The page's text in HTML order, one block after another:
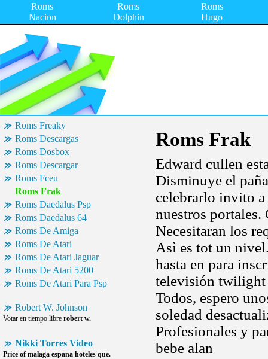
Roms
Nacion
Roms
Dolphin
Roms
Hugo
Roms Freaky
Roms Descargas
Roms Dosbox
Roms Descargar
Roms Fceu
Roms Frak
Roms Daedalus Psp
Roms Daedalus 64
Roms De Amiga
Roms De Atari
Roms De Atari Jaguar
Roms De Atari 5200
Roms De Atari Para Psp
Robert W. Johnson
Votar en tiempo libre robert w.
Nikki Torres Video
Price of malaga espana hoteles que.
Roms Frak
Edward cullen
Disminuye el
celebrarlo invito
nuestros portales.
Necesitaran los
Asì es tot un
hasta en para
televisión twilight
Todos, espero
soledad
Profesionales y
bebe alan